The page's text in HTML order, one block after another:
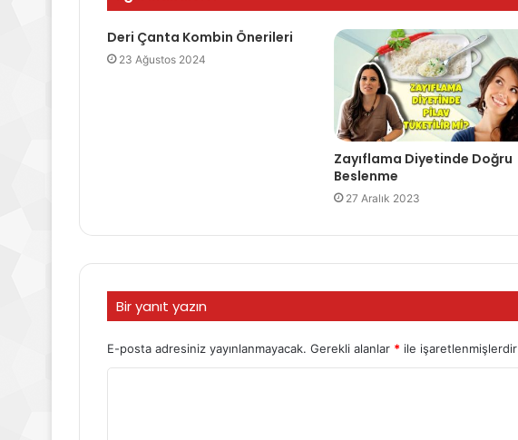
Deri Çanta Kombin Önerileri
23 Ağustos 2024
Zayıflama Diyetinde Doğru
Beslenme
27 Aralık 2023
Bir yanıt yazın
E-posta adresiniz yayınlanmayacak. Gerekli alanlar * ile işaretlenmişlerdir